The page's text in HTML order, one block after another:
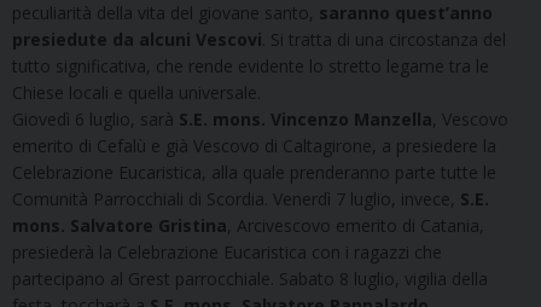
peculiarità della vita del giovane santo, saranno quest’anno
presiedute da alcuni Vescovi . Si tratta di una circostanza del
tutto significativa, che rende evidente lo stretto legame tra le
Chiese locali e quella universale.
Giovedì 6 luglio, sarà S.E. mons. Vincenzo Manzella, Vescovo
emerito di Cefalù e già Vescovo di Caltagirone, a presiedere la
Celebrazione Eucaristica, alla quale prenderanno parte tutte le
Comunità Parrocchiali di Scordia. Venerdì 7 luglio, invece, S.E.
mons. Salvatore Gristina, Arcivescovo emerito di Catania,
presiederà la Celebrazione Eucaristica con i ragazzi che
partecipano al Grest parrocchiale. Sabato 8 luglio, vigilia della